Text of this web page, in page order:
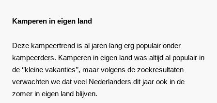
Kamperen in eigen land
Deze kampeertrend is al jaren lang erg populair onder
kampeerders. Kamperen in eigen land was altijd al populair in
de ‘’kleine vakanties’’, maar volgens de zoekresultaten
verwachten we dat veel Nederlanders dit jaar ook in de
zomer in eigen land blijven.